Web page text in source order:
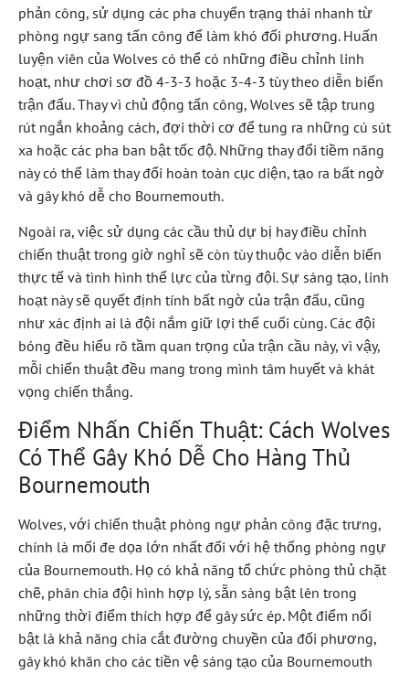
phản công, sử dụng các pha chuyển trạng thái nhanh từ
phòng ngự sang tấn công để làm khó đối phương. Huấn
luyện viên của Wolves có thể có những điều chỉnh linh
hoạt, như chơi sơ đồ 4-3-3 hoặc 3-4-3 tùy theo diễn biến
trận đấu. Thay vì chủ động tấn công, Wolves sẽ tập trung
rút ngắn khoảng cách, đợi thời cơ để tung ra những cú sút
xa hoặc các pha ban bật tốc độ. Những thay đổi tiềm năng
này có thể làm thay đổi hoàn toàn cục diện, tạo ra bất ngờ
và gây khó dễ cho Bournemouth.
Ngoài ra, việc sử dụng các cầu thủ dự bị hay điều chỉnh
chiến thuật trong giờ nghỉ sẽ còn tùy thuộc vào diễn biến
thực tế và tình hình thể lực của từng đội. Sự sáng tạo, linh
hoạt này sẽ quyết định tính bất ngờ của trận đấu, cũng
như xác định ai là đội nắm giữ lợi thế cuối cùng. Các đội
bóng đều hiểu rõ tầm quan trọng của trận cầu này, vì vậy,
mỗi chiến thuật đều mang trong mình tâm huyết và khát
vọng chiến thắng.
Điểm Nhấn Chiến Thuật: Cách Wolves
Có Thể Gây Khó Dễ Cho Hàng Thủ
Bournemouth
Wolves, với chiến thuật phòng ngự phản công đặc trưng,
chính là mối đe dọa lớn nhất đối với hệ thống phòng ngự
của Bournemouth. Họ có khả năng tổ chức phòng thủ chặt
chẽ, phân chia đội hình hợp lý, sẵn sàng bật lên trong
những thời điểm thích hợp để gây sức ép. Một điểm nổi
bật là khả năng chia cắt đường chuyền của đối phương,
gây khó khăn cho các tiền vệ sáng tạo của Bournemouth